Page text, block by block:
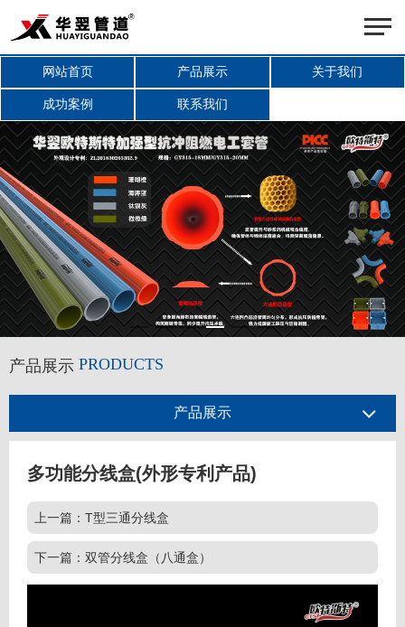
网站首页 产品展示 关于我们
成功案例 联系我们
产品展示 PRODUCTS
产品展示
多功能分线盒(外形专利产品)
上一篇：T型三通分线盒
下一篇：双管分线盒（八通盒）